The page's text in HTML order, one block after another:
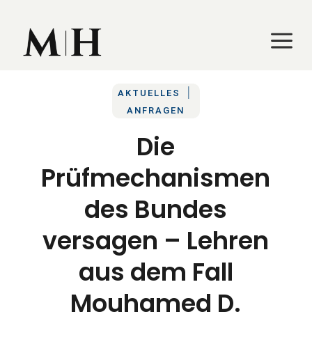
a
a
AKTUELLES |
ANFRAGEN
Die
Prüfmechanismen
des Bundes
versagen – Lehren
aus dem Fall
Mouhamed D.